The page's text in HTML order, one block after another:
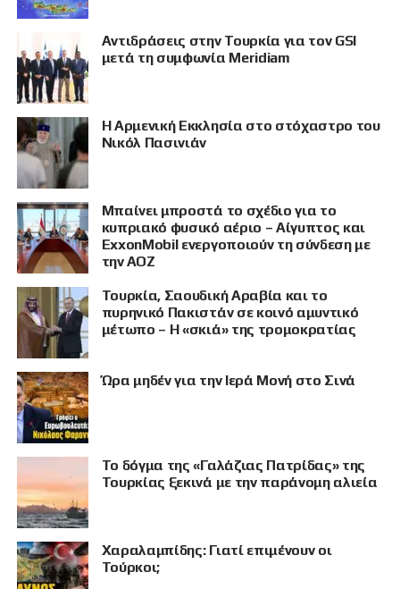
Αντιδράσεις στην Τουρκία για τον GSI
μετά τη συμφωνία Meridiam
Η Αρμενική Εκκλησία στο στόχαστρο του
Νικόλ Πασινιάν
Μπαίνει μπροστά το σχέδιο για το
κυπριακό φυσικό αέριο – Αίγυπτος και
ExxonMobil ενεργοποιούν τη σύνδεση με
την ΑΟΖ
Τουρκία, Σαουδική Αραβία και το
πυρηνικό Πακιστάν σε κοινό αμυντικό
μέτωπο – Η «σκιά» της τρομοκρατίας
Ώρα μηδέν για την Ιερά Μονή στο Σινά
Το δόγμα της «Γαλάζιας Πατρίδας» της
Τουρκίας ξεκινά με την παράνομη αλιεία
Χαραλαμπίδης: Γιατί επιμένουν οι
Τούρκοι;